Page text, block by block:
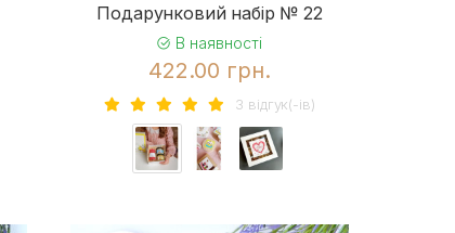
Подарунковий набір № 22
В наявності
422.00 грн.
3 вiдгук(-iв)